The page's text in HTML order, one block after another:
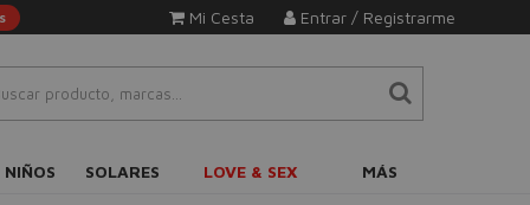
Entrar / Registrarme
Mi Cesta
NIÑOS SOLARES LOVE & SEX MÁS